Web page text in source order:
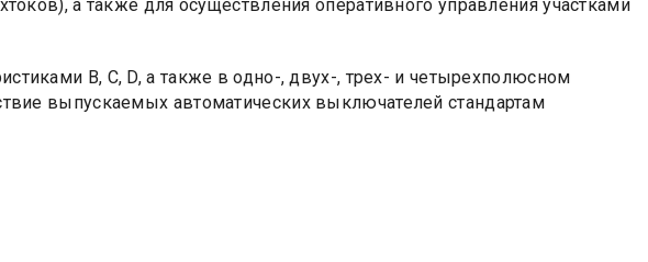
а также для осуществления оперативного управления участками
В, С, D, а также в одно-, двух-, трех- и четырехполюсном
выпускаемых автоматических выключателей стандартам